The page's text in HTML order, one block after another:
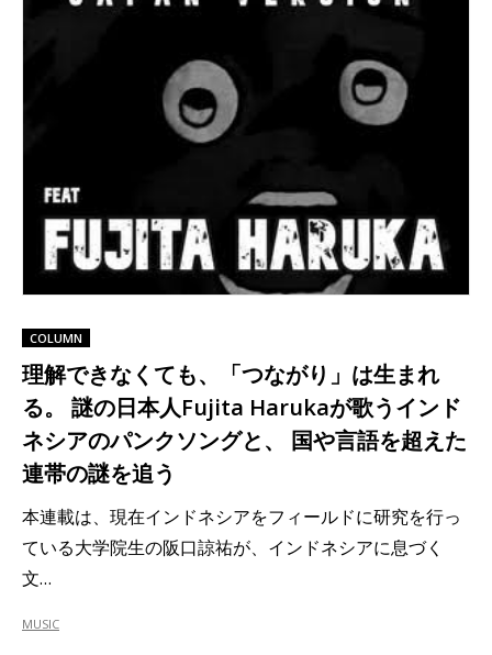
COLUMN
理解できなくても、「つながり」は生まれ
る。 謎の日本人Fujita Harukaが歌うインド
ネシアのパンクソングと、 国や言語を超えた
連帯の謎を追う
本連載は、現在インドネシアをフィールドに研究を行っ
ている大学院生の阪口諒祐が、インドネシアに息づく
文…
MUSIC